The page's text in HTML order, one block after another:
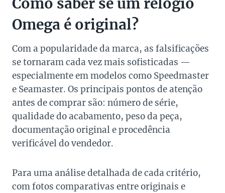
Omega é original?
Com a popularidade da marca, as falsificações
se tornaram cada vez mais sofisticadas —
especialmente em modelos como Speedmaster
e Seamaster. Os principais pontos de atenção
antes de comprar são: número de série,
qualidade do acabamento, peso da peça,
documentação original e procedência
verificável do vendedor.
Para uma análise detalhada de cada critério,
com fotos comparativas entre originais e